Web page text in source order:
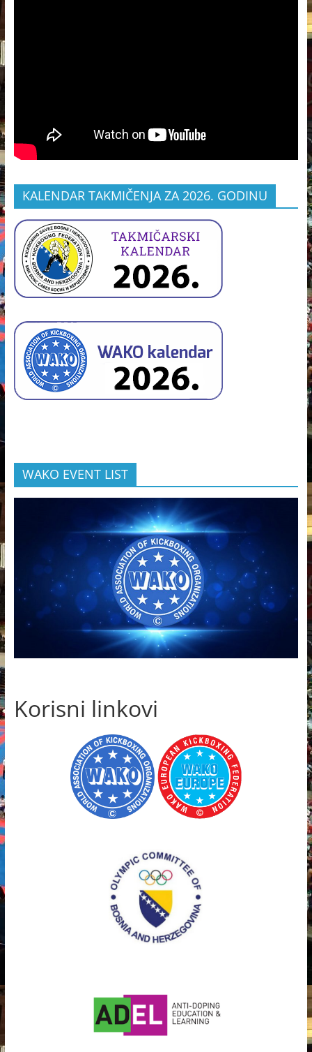
KALENDAR TAKMIČENJA ZA 2026. GODINU
WAKO EVENT LIST
Korisni linkovi